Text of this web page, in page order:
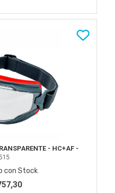
- HC+AF -
con Stock